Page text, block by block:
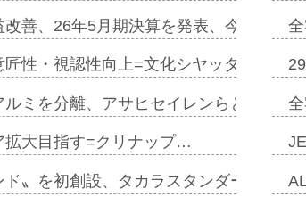
改善、26年5月期決算を発表、今期は増
性・視認性向上=文化シヤッター…
ルミを分離、アサヒセイレンらと協働開
拡大目指す=クリナップ…
ド〟を初創設、タカラスタンダードが新